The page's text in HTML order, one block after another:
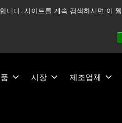
니다. 사이트를 계속 검색하시면 이
을 지속적으로 주시하고 있으며,
시장 제조업체